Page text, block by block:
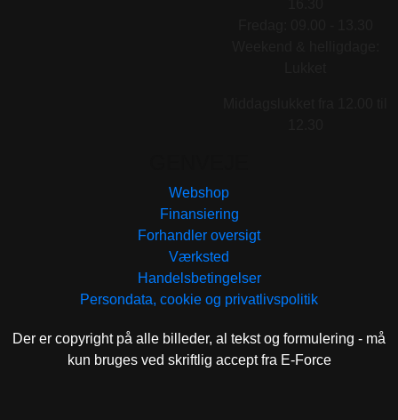
Webshop
Finansiering
Forhandler oversigt
Værksted
Handelsbetingelser
Persondata, cookie og privatlivspolitik
Der er copyright på alle billeder, al tekst og formulering - må
kun bruges ved skriftlig accept fra E-Force